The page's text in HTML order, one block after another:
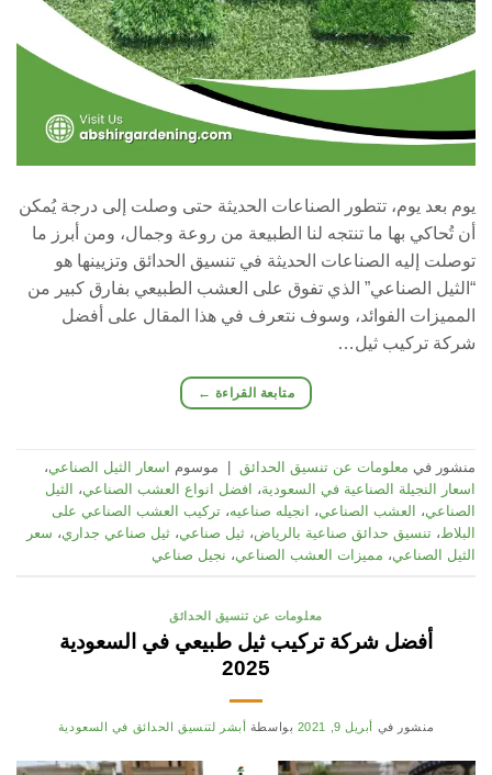
يوم بعد يوم، تتطور الصناعات الحديثة حتى وصلت إلى درجة يُمكن
أن تُحاكي بها ما تنتجه لنا الطبيعة من روعة وجمال، ومن أبرز ما
توصلت إليه الصناعات الحديثة في تنسيق الحدائق وتزيينها هو
“الثيل الصناعي” الذي تفوق على العشب الطبيعي بفارق كبير من
المميزات الفوائد، وسوف نتعرف في هذا المقال على أفضل
شركة تركيب ثيل…
متابعة القراءة ←
منشور في معلومات عن تنسيق الحدائق موسوم اسعار الثيل الصناعي،
اسعار النجيلة الصناعية في السعودية، افضل انواع العشب الصناعي،
الثيل
الصناعي، العشب الصناعي، انجيله صناعيه، تركيب العشب الصناعي على
البلاط، تنسيق حدائق صناعية بالرياض، ثيل صناعي، ثيل صناعي جداري، سعر
الثيل الصناعي، مميزات العشب الصناعي، نجيل صناعي
معلومات عن تنسيق الحدائق
أفضل شركة تركيب ثيل طبيعي في السعودية
2025
منشور في أبريل 9, 2021 بواسطة أبشر لتنسيق الحدائق في السعودية